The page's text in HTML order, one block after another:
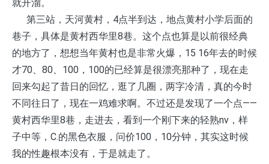
就开溜。
第三站，天河黄村，4点半到达，地点黄村小学后面的
巷子，具体是黄村西华里8巷。这个点也算是以前很经典
的地方了，想想当年黄村也是非常火爆，15 16年去的时候
才70、80、100，100的已经算是很漂亮那种了，现在走
回来勾起了昔日的回忆，逛了几圈，两字冷清，真的今时
不同往日了，现在一鸡难求啊。不过还是发现了一个点——
黄村西华里8巷，走进去，看到一个刚下来的轻熟nv，样
子中等，C.的黑色衣服，问价100，10分钟，其实这时候
我的性趣根本没有，于是就走了。